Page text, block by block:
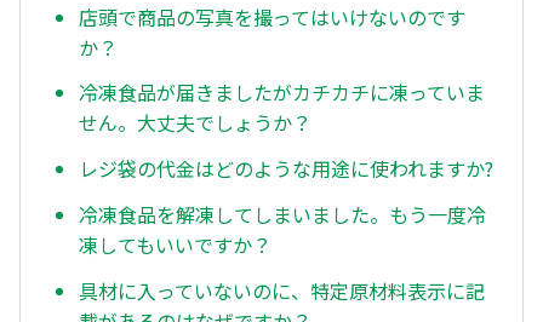
店頭で商品の写真を撮ってはいけないのです
か？
冷凍食品が届きましたがカチカチに凍っていま
せん。大丈夫でしょうか？
レジ袋の代金はどのような用途に使われますか?
冷凍食品を解凍してしまいました。もう一度冷
凍してもいいですか？
具材に入っていないのに、特定原材料表示に記